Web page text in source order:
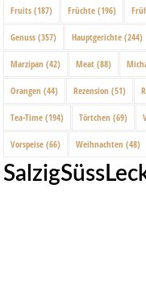
Fruits (187) Früchte (196)
Genuss (357) Hauptgerichte (244)
Marzipan (42) Meat (88)
Orangen (44) Rezension (51)
Tea-Time (194) Törtchen (69)
Vorspeise (66) Weihnachten (48)